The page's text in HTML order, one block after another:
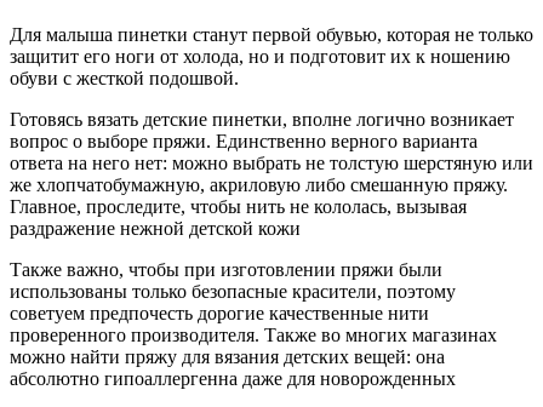
Для малыша пинетки станут первой обувью, которая не только
защитит его ноги от холода, но и подготовит их к ношению
обуви с жесткой подошвой.
Готовясь вязать детские пинетки, вполне логично возникает
вопрос о выборе пряжи. Единственно верного варианта
ответа на него нет: можно выбрать не толстую шерстяную или
же хлопчатобумажную, акриловую либо смешанную пряжу.
Главное, проследите, чтобы нить не кололась, вызывая
раздражение нежной детской кожи
Также важно, чтобы при изготовлении пряжи были
использованы только безопасные красители, поэтому
советуем предпочесть дорогие качественные нити
проверенного производителя. Также во многих магазинах
можно найти пряжу для вязания детских вещей: она
абсолютно гипоаллергенна даже для новорожденных